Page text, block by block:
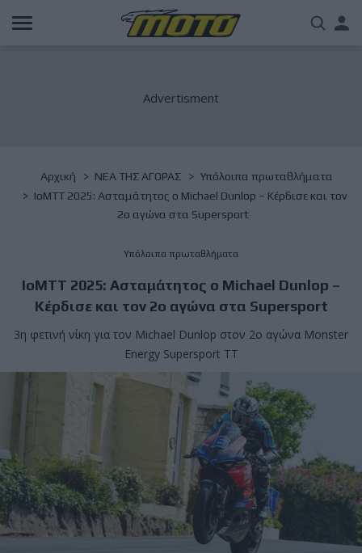
Παράκαμψη
προς
Breadcrumb
Αρχική NΕΑ ΤΗΣ ΑΓΟΡΑΣ
Υπόλοιπα πρωταθλήματα
IoMTT 2025: Ασταμάτητος ο Michael Dunlop – Κέρδισε και τον
2ο αγώνα στα Supersport
Υπόλοιπα πρωταθλήματα
IoMTT 2025: Ασταμάτητος ο Michael Dunlop –
Κέρδισε και τον 2ο αγώνα στα Supersport
3η φετινή νίκη για τον Michael Dunlop στον 2ο αγώνα Monster
Energy Supersport TT